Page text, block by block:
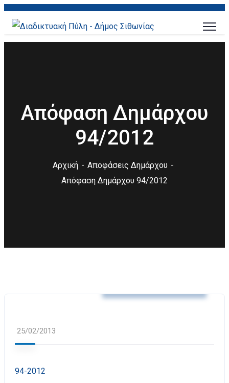
Απόφαση Δημάρχου
94/2012
Αρχική
Αποφάσεις Δημάρχου
Απόφαση Δημάρχου 94/2012
25/02/2013
94-2012